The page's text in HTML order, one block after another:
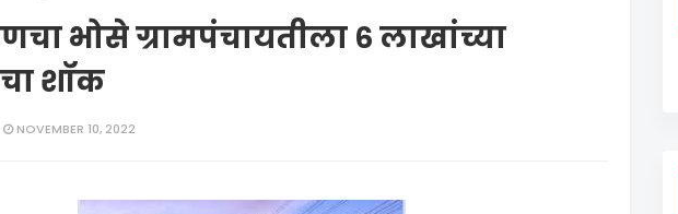
भोसे ग्रामपंचायतीला ६ लाखांच्या
शॉक
NOVEMBER 10, 2022